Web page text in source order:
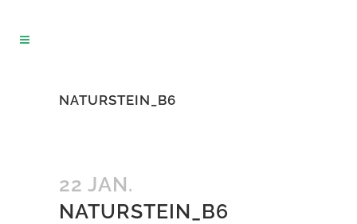
NATURSTEIN_B6
22 JAN.
NATURSTEIN_B6